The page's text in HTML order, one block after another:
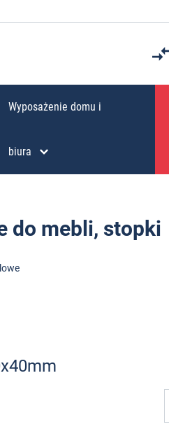
Wyposażenie domu i
biura
do mebli, stopki